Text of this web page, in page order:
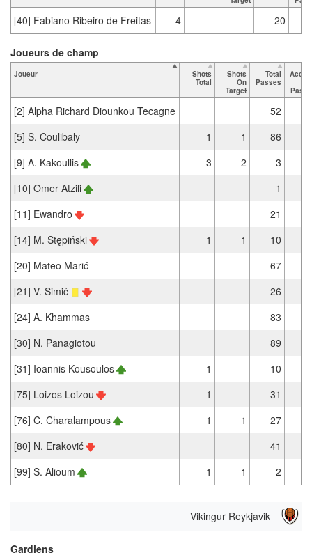
[40] Fabiano Ribeiro de Freitas 4 20
Joueur
Shots
Total
Shots
On
Target
Total
Passes
[2] Alpha Richard Diounkou Tecagne 52
[5] S. Coulibaly
1 1 86
[9] A. Kakoullis
3 2 3
[10] Omer Atzili
1
[11] Ewandro
21
[14] M. Stępiński
1 1 10
[20] Mateo Marić
67
[21] V. Simić
26
[24] A. Khammas
83
[30] N. Panagiotou
89
[31] Ioannis Kousoulos
1 10
[75] Loizos Loizou
1 31
[76] C. Charalampous
1 1 27
[80] N. Eraković
41
[99] S. Alioum
1 1 2
Joueurs de champ
Vikingur Reykjavik
Gardiens